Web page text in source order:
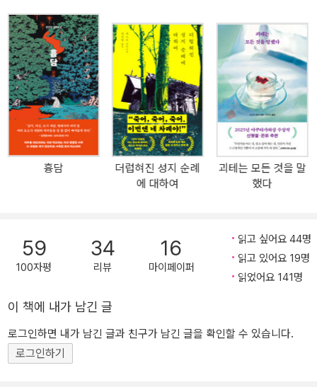
판을 반타에서 선보인다. 실종된 사람에 대한 정보를 모으고 있으니
아는 바가 있다면 제보해달라는 독특한 호소로 시작하는 이 책은 특
정 지역에서 일어난 실종 사건의 실마리가 될 법한 괴담을 옴니버스
형식으로 묶은 작품으로 올 2월 출간된 『입에 대한 앙케트』의 저자
세스지의 데뷔작이다. 세스지는 2023년 1월부터 일본의 소설 창작
사이트 ‘가쿠요무’에 긴키 지방의 어느 지역에서 일어나는 기이한 괴
담을 한 편씩 올리기 시작했다. 4월까지 석 달간 이어진 연재물은 SN
S를 중심으로 크게 화제가 되었고, 그 뜨거운 인기에 힘입어 단행본
으로 출간되기에 이른다. 이후 동명의 만화책 출간, 실사 영화 제작 등
여타 매체로 확장되며 일본 내 호러 붐을 견인하는 작품으로 큰 인기
“정보가 있으신 분은 연락 바랍니다. 긴키 지방의 어느 장소와 관련된
괴담을 수집하는 동안 무시무시한 사실을 알게 되었습니다”라는 문
장을 앞세워 실제로 벌어진 듯한 실종 사건의 실마리를 좇으며 시종
일관 섬뜩하면서도 긴박한 분위기를 이어간다. 이제까지 경험하지 못
세스지 월드에 입장하라. 잠들 수 없게 만들 극도의 공포가 당신을 기
다리고 있다. “이리 오렴… 여기로 와… 이리 오렴… 여기로 와…” 거
흉담
더럽혀진 성지 순례
에 대하여
괴테는 모든 것을 말
했다
59
100자평
34
리뷰
16
마이페이퍼
읽고 싶어요 44명
읽고 있어요 19명
읽었어요 141명
이 책에 내가 남긴 글
로그인하면 내가 남긴 글과 친구가 남긴 글을 확인할 수 있습니다.
로그인하기